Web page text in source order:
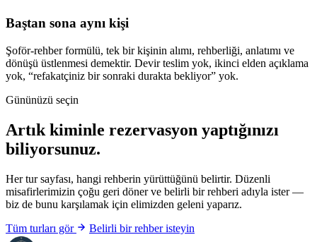
Baştan sona aynı kişi
Şoför-rehber formülü, tek bir kişinin alımı, rehberliği, anlatımı ve
dönüşü üstlenmesi demektir. Devir teslim yok, ikinci elden açıklama
yok, “refakatçiniz bir sonraki durakta bekliyor” yok.
Gününüzü seçin
Artık kiminle rezervasyon yaptığınızı
biliyorsunuz.
Her tur sayfası, hangi rehberin yürüttüğünü belirtir. Düzenli
misafirlerimizin çoğu geri döner ve belirli bir rehberi adıyla ister —
biz de bunu karşılamak için elimizden geleni yaparız.
Tüm turları gör
Belirli bir rehber isteyin